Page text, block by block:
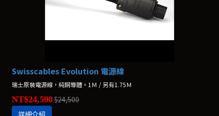
Swisscables Evolution 電源線
瑞士原裝電源線，純銅導體。1Ｍ / 另有1.75Ｍ
NT$24,500$24,500
詳細介紹